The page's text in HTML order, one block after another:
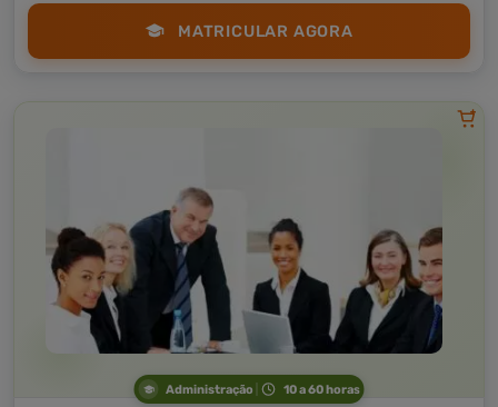
MATRICULAR AGORA
Administração 10 a 60 horas